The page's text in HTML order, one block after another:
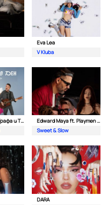
Eva Lea
V Kluba
Орлин Павлов| Графа и The Brunches
Edward Maya ft. Playmen & Alma
Sweet & Slow
DARA